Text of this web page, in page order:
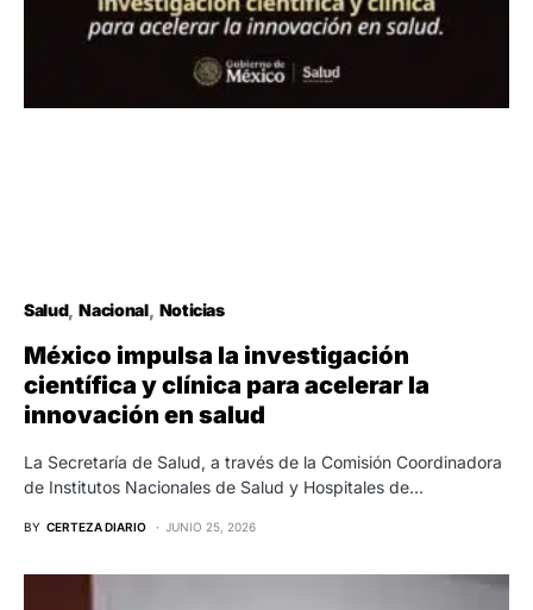
Salud Nacional Noticias
México impulsa la investigación
científica y clínica para acelerar la
innovación en salud
La Secretaría de Salud, a través de la Comisión Coordinadora
de Institutos Nacionales de Salud y Hospitales de…
BY CERTEZA DIARIO JUNIO 25, 2026